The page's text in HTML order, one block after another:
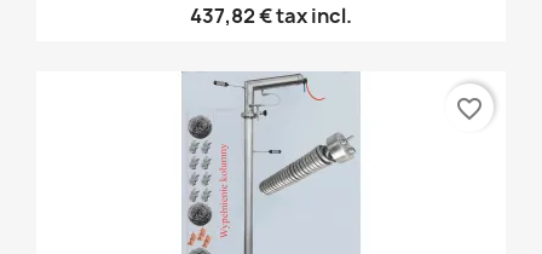
437,82 €tax incl.
favorite_border